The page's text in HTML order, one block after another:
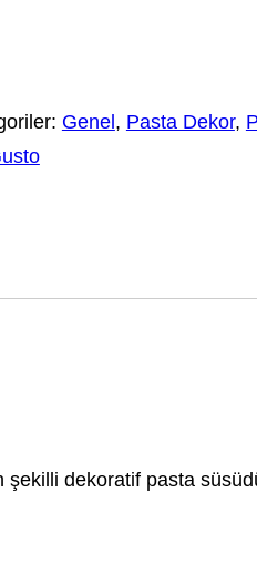
Genel, Pasta Dekor,
şekilli dekoratif pasta